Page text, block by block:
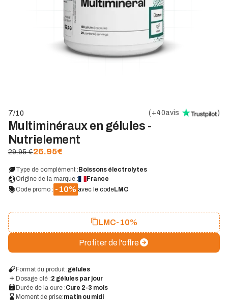
7/10 ( +40avis )
Multiminéraux en gélules -
Nutrielement
29.95 €26.95€
Type de complément : Boissons électrolytes
Origine de la marque :
France
Code promo : -10% avec le codeLMC
LMC-10%
Profiter de l'offre
Format du produit :gélules
Dosage clé :2 gélules par jour
Durée de la cure :Cure 2-3 mois
Moment de prise:matin ou midi